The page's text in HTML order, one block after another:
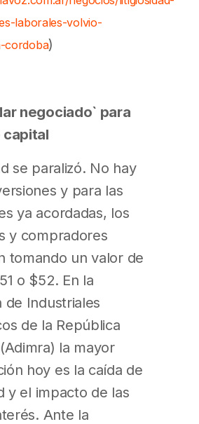
laborales-volvio-
cordoba)
negociado` para
capital
se paralizó. No hay
y para las
ya acordadas, los
y compradores
tomando un valor de
o $52. En la
de Industriales
de la República
la mayor
hoy es la caída de
y el impacto de las
Ante la